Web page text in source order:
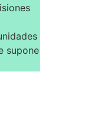
supone